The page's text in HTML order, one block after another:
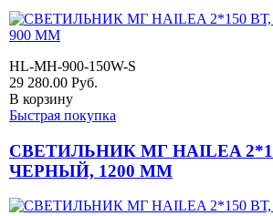
HL-MH-900-150W-S
29 280.00 Руб.
В корзину
Быстрая покупка
СВЕТИЛЬНИК МГ HAILEA
ЧЕРНЫЙ, 1200 ММ